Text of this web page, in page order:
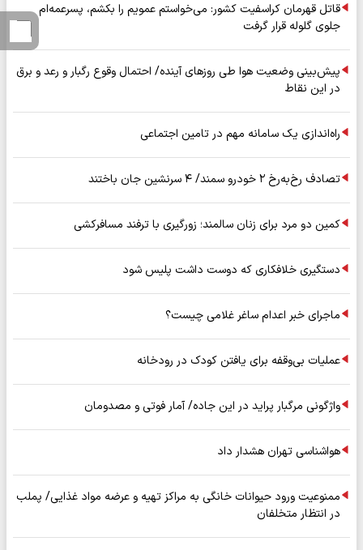
قاتل قهرمان کراسفیت کشور: می‌خواستم عمویم را بکشم، پسرعمه‌ام
جلوی گلوله قرار گرفت
پیش‌بینی وضعیت هوا طی روزهای آینده/ احتمال وقوع رگبار و رعد و برق
در این نقاط
راه‌اندازی یک سامانه مهم در تامین اجتماعی
تصادف رخ‌به‌رخ ۲ خودرو سمند/ ۴ سرنشین جان باختند
کمین دو مرد برای زنان سالمند؛ زورگیری با ترفند مسافرکشی
دستگیری خلافکاری که دوست داشت پلیس شود
ماجرای خبر اعدام ساغر غلامی چیست؟
عملیات بی‌وقفه برای یافتن کودک در رودخانه
واژگونی مرگبار پراید در این جاده/ آمار فوتی و مصدومان
هواشناسی تهران هشدار داد
ممنوعیت ورود حیوانات خانگی به مراکز تهیه و عرضه مواد غذایی/ پملب
در انتظار متخلفان